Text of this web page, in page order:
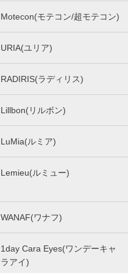
Motecon(モテコン/超モテコン)
URIA(ユリア)
RADIRIS(ラディリス)
Lillbon(リルボン)
LuMia(ルミア)
Lemieu(ルミュー)
WANAF(ワナフ)
1day Cara Eyes(ワンデーキャ
ラアイ)